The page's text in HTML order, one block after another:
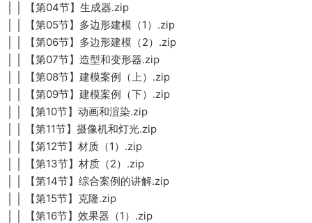
│ │ 【第04节】生成器.zip
│ │ 【第05节】多边形建模（1）.zip
│ │ 【第06节】多边形建模（2）.zip
│ │ 【第07节】造型和变形器.zip
│ │ 【第08节】建模案例（上）.zip
│ │ 【第09节】建模案例（下）.zip
│ │ 【第10节】动画和渲染.zip
│ │ 【第11节】摄像机和灯光.zip
│ │ 【第12节】材质（1）.zip
│ │ 【第13节】材质（2）.zip
│ │ 【第14节】综合案例的讲解.zip
│ │ 【第15节】克隆.zip
│ │ 【第16节】效果器（1）.zip